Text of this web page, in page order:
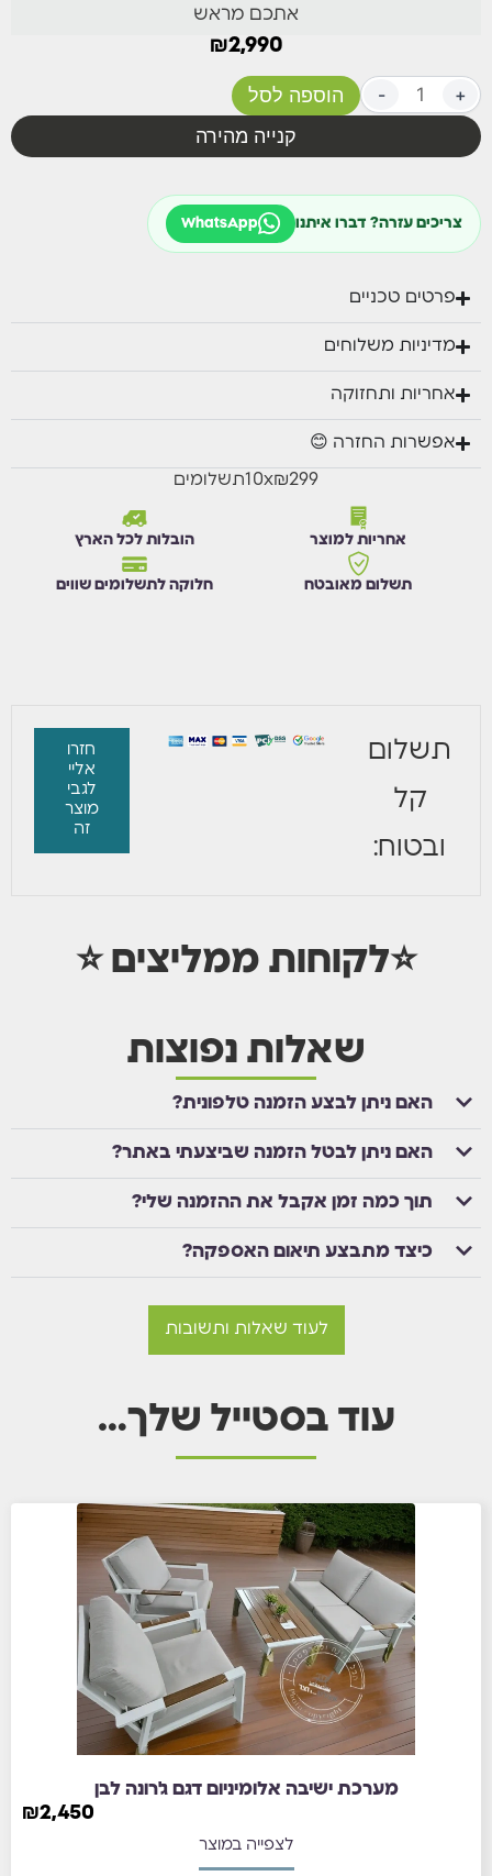
המערכת מתאימה במיוחד לגינות פרטיות, מרפסות שמש
ופינות אירוח חיצוניות, ומשלבת בין עיצוב מודרני לנוחות
הרכב המערכת:
ספה תלת מושבית, שני כורסאות יחיד ושולחן קפה.
אתכם מראש
₪2,990
- +
הוספה לסל
קנייה מהירה
צריכים עזרה? דברו איתנו WhatsApp
פרטים טכניים
מדיניות משלוחים
אחריות ותחזוקה
אפשרות החזרה 😊
₪299
x
10תשלומים
אחריות למוצר הובלות לכל הארץ
תשלום מאובטח חלוקה לתשלומים שווים
תשלום
קל
ובטוח:
חזרו
אליי
לגבי
מוצר
זה
⭐לקוחות ממליצים ⭐
שאלות נפוצות
האם ניתן לבצע הזמנה טלפונית?
האם ניתן לבטל הזמנה שביצעתי באתר?
תוך כמה זמן אקבל את ההזמנה שלי?
כיצד מתבצע תיאום האספקה?
לעוד שאלות ותשובות
עוד בסטייל שלך…
מערכת ישיבה אלומיניום דגם ג'רונה לבן
₪2,450
לצפייה במוצר